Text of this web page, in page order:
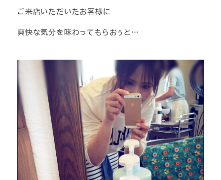
ご来店いただいたお客様に
爽快な気分を味わってもらおぅと…